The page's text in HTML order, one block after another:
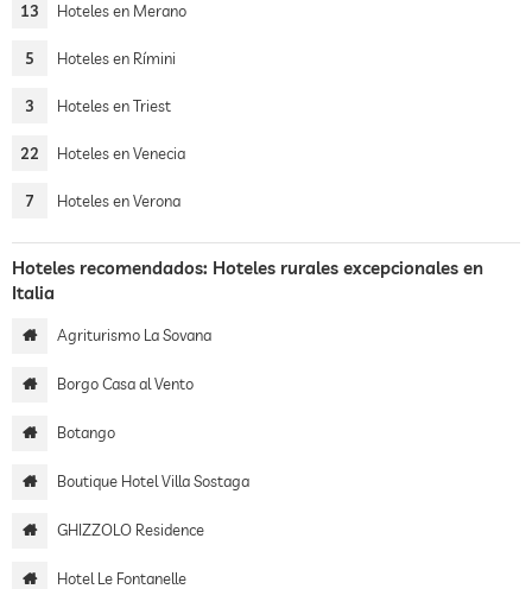
13 Hoteles en Merano
5 Hoteles en Rímini
3 Hoteles en Triest
22 Hoteles en Venecia
7 Hoteles en Verona
Hoteles recomendados: Hoteles rurales excepcionales en
Italia
Agriturismo La Sovana
Borgo Casa al Vento
Botango
Boutique Hotel Villa Sostaga
GHIZZOLO Residence
Hotel Le Fontanelle